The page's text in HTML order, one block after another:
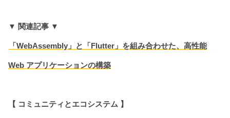
▼ 関連記事 ▼
「WebAssembly」と「Flutter」を組み合わせた、高性能
Web アプリケーションの構築
【 コミュニティとエコシステム 】